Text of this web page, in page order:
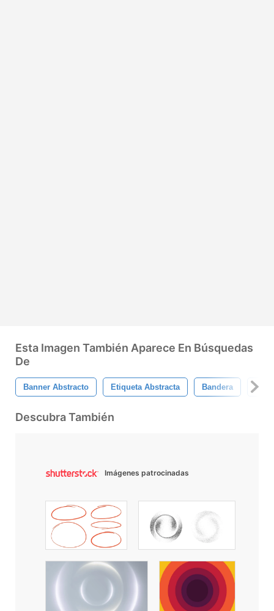
Esta Imagen También Aparece En Búsquedas
De
Banner Abstracto Etiqueta Abstracta Bandera
Descubra También
Imágenes patrocinadas